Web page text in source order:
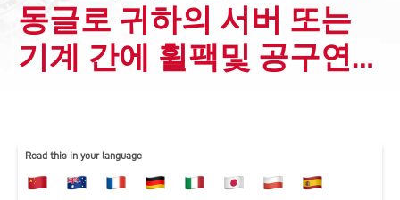
동글로 귀하의 서버 또는
기계 간에 휠팩및 공구연
Read this in your language